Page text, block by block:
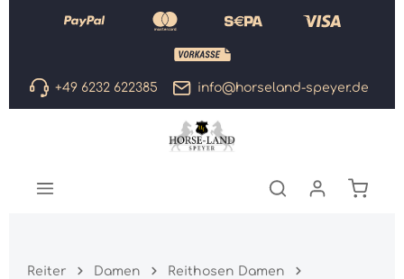
Zum Hauptinhalt springen
+49 6232 622385 info@horseland-speyer.de
Reiter Damen
Reithosen Damen